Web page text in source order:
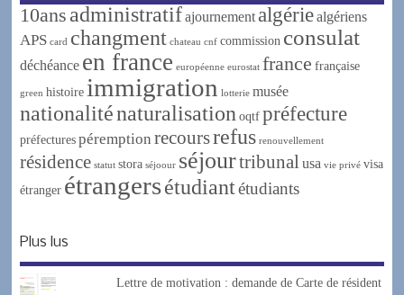
10ans administratifajournement algériealgériens
APS card changment chateau cnf commission consulat
déchéance en france européenne eurostat france française
green histoire immigration lotterie musée
nationaliténaturalisation oqtf préfecture
préfectures péremption recoursrefus renouvellement
résidence statut stora séjoour séjourtribunal usa vie privé visa
étranger étrangersétudiantétudiants
Plus lus
Lettre de motivation : demande de Carte de résident